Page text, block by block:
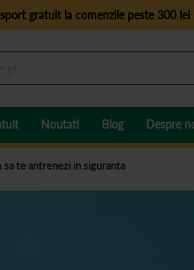
gratuit la comenzile peste 300 lei
Noutati Blog Despre
te antrenezi in siguranta